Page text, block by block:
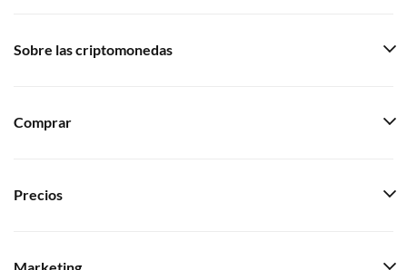
Sobre las criptomonedas
Comprar
Precios